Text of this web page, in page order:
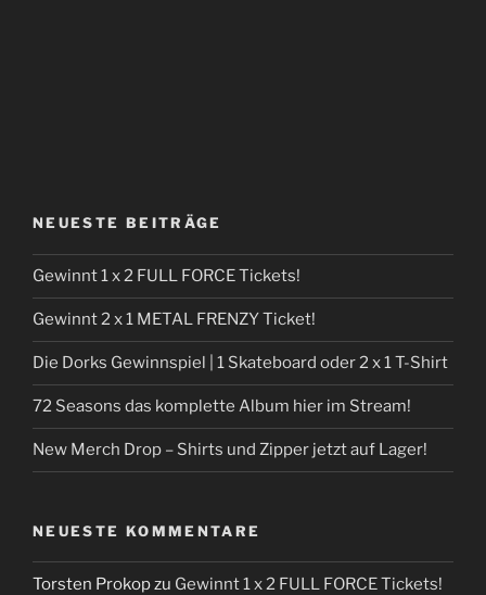
NEUESTE BEITRÄGE
Gewinnt 1 x 2 FULL FORCE Tickets!
Gewinnt 2 x 1 METAL FRENZY Ticket!
Die Dorks Gewinnspiel | 1 Skateboard oder 2 x 1 T-Shirt
72 Seasons das komplette Album hier im Stream!
New Merch Drop – Shirts und Zipper jetzt auf Lager!
NEUESTE KOMMENTARE
Torsten Prokopzu Gewinnt 1 x 2 FULL FORCE Tickets!